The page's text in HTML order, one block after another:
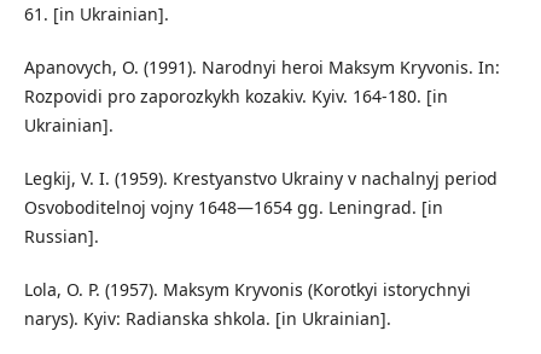
61. [in Ukrainian].
Apanovych, O. (1991). Narodnyi heroi Maksym Kryvonis. In:
Rozpovidi pro zaporozkykh kozakiv. Kyiv. 164-180. [in
Ukrainian].
Legkij, V. I. (1959). Krestyanstvo Ukrainy v nachalnyj period
Osvoboditelnoj vojny 1648—1654 gg. Leningrad. [in
Russian].
Lola, O. P. (1957). Maksym Kryvonis (Korotkyi istorychnyi
narys). Kyiv: Radianska shkola. [in Ukrainian].